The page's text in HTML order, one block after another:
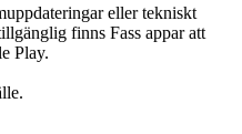
eller tekniskt
finns Fass appar att
Play.